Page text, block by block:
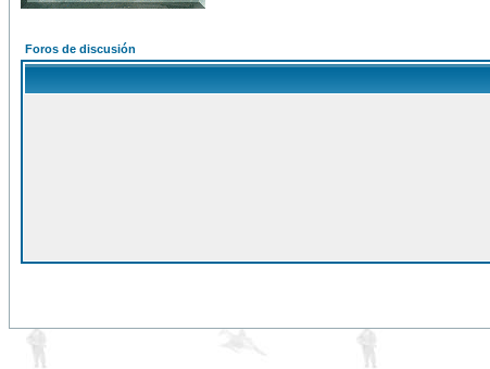
Foros de discusión